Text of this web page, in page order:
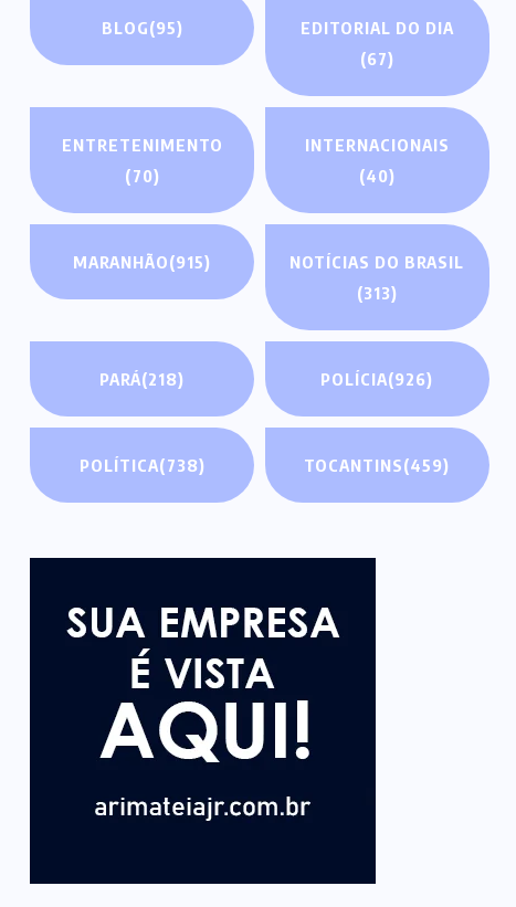
BLOG(95)
EDITORIAL DO DIA
(67)
ENTRETENIMENTO
(70)
INTERNACIONAIS
(40)
MARANHÃO(915)
NOTÍCIAS DO BRASIL
(313)
PARÁ(218) POLÍCIA(926)
POLÍTICA(738) TOCANTINS(459)